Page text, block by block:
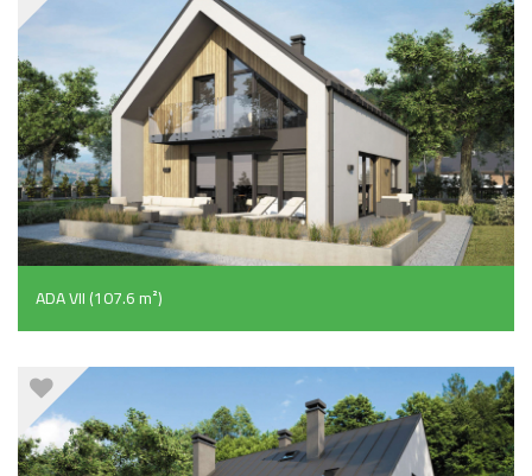
ADA VII (107.6 m²)